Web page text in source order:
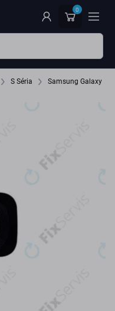
0
S Séria Samsung Galaxy S9